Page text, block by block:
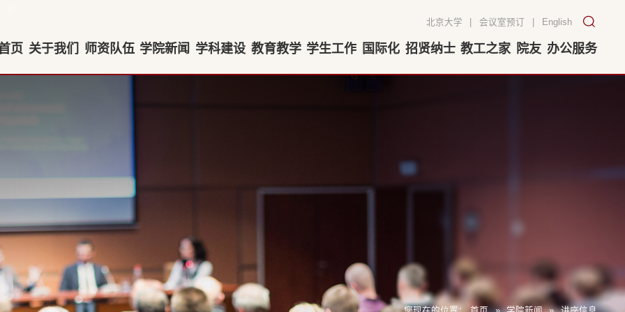
北京大学 会议室预订 English
页 关于我们 师资队伍 学院新闻 学科建设 教育教学 学生工作 国际化 招贤纳士 教工之家 院友 办公服务